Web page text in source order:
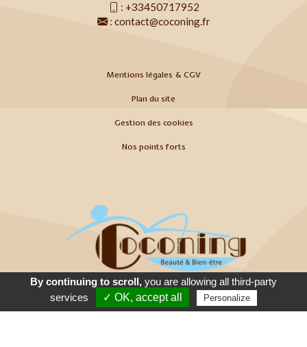
: +33450717952
: contact@coconing.fr
Mentions légales & CGV
Plan du site
Gestion des cookies
Nos points forts
Appeler E-Mail Venir
By continuing to scroll,you are allowing all third-party
services
✓ OK, accept all Personalize